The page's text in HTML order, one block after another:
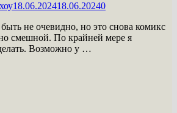
18.06.202418.06.20240
не очевидно, но это снова комикс
смешной. По крайней мере я
Возможно у …